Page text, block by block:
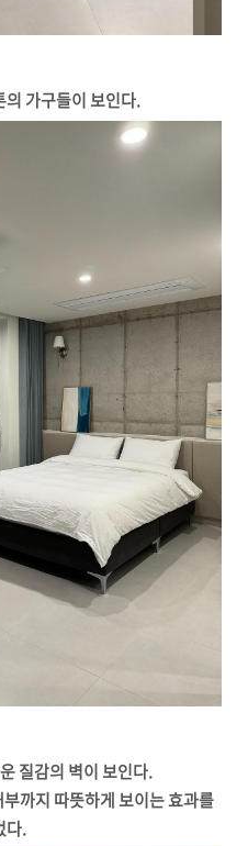
가구들이 보인다.
질감의 벽이 보인다.
까지 따뜻하게 보이는 효과를
다.